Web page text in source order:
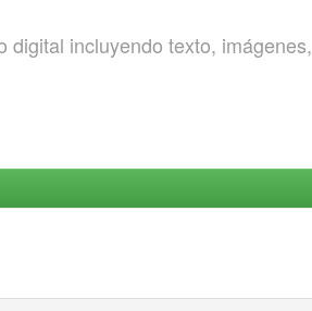
digital incluyendo texto, imágenes,